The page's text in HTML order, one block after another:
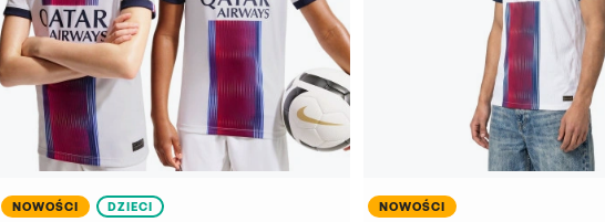
NOWOŚCI DZIECI NOWOŚCI